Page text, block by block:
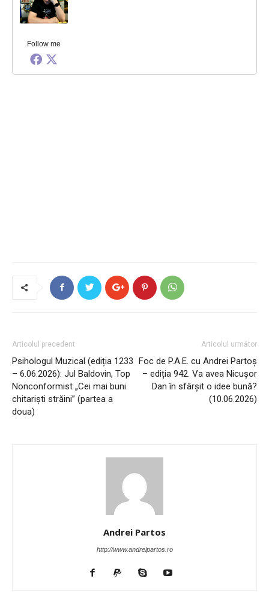
Follow me
Articolul precedent
Psihologul Muzical (ediția 1233
– 6.06.2026): Jul Baldovin, Top
Nonconformist „Cei mai buni
chitariști străini” (partea a
doua)
Articolul următor
Foc de P.A.E. cu Andrei Partoș
– ediția 942. Va avea Nicușor
Dan în sfârșit o idee bună?
(10.06.2026)
Andrei Partos
http://www.andreipartos.ro